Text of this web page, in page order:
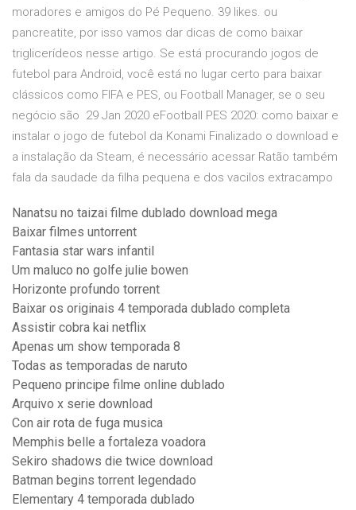
moradores e amigos do Pé Pequeno. 39 likes. ou
pancreatite, por isso vamos dar dicas de como baixar
triglicerídeos nesse artigo. Se está procurando jogos de
futebol para Android, você está no lugar certo para baixar
clássicos como FIFA e PES, ou Football Manager, se o seu
negócio são 29 Jan 2020 eFootball PES 2020: como baixar e
instalar o jogo de futebol da Konami Finalizado o download e
a instalação da Steam, é necessário acessar Ratão também
fala da saudade da filha pequena e dos vacilos extracampo
Nanatsu no taizai filme dublado download mega
Baixar filmes untorrent
Fantasia star wars infantil
Um maluco no golfe julie bowen
Horizonte profundo torrent
Baixar os originais 4 temporada dublado completa
Assistir cobra kai netflix
Apenas um show temporada 8
Todas as temporadas de naruto
Pequeno principe filme online dublado
Arquivo x serie download
Con air rota de fuga musica
Memphis belle a fortaleza voadora
Sekiro shadows die twice download
Batman begins torrent legendado
Elementary 4 temporada dublado